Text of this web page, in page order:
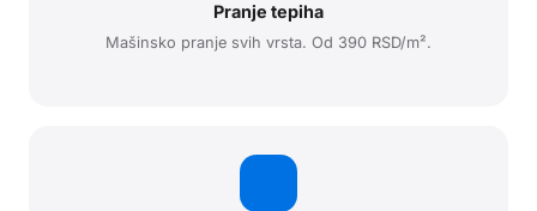
Pranje tepiha
Mašinsko pranje svih vrsta. Od 390 RSD/m².